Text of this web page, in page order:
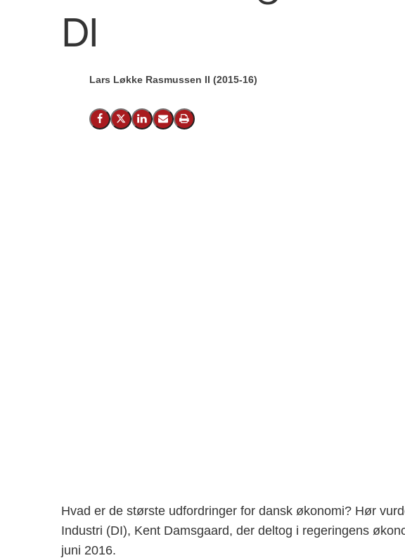
DI
Lars Løkke Rasmussen II (2015-16)
Del på Facebook
Del på X (Twitter)
Del på LinkedIn
Send email
Print
Hvad er de største udfordringer for dansk økonomi? Hør
Industri (DI), Kent Damsgaard, der deltog i regeringens
juni 2016.